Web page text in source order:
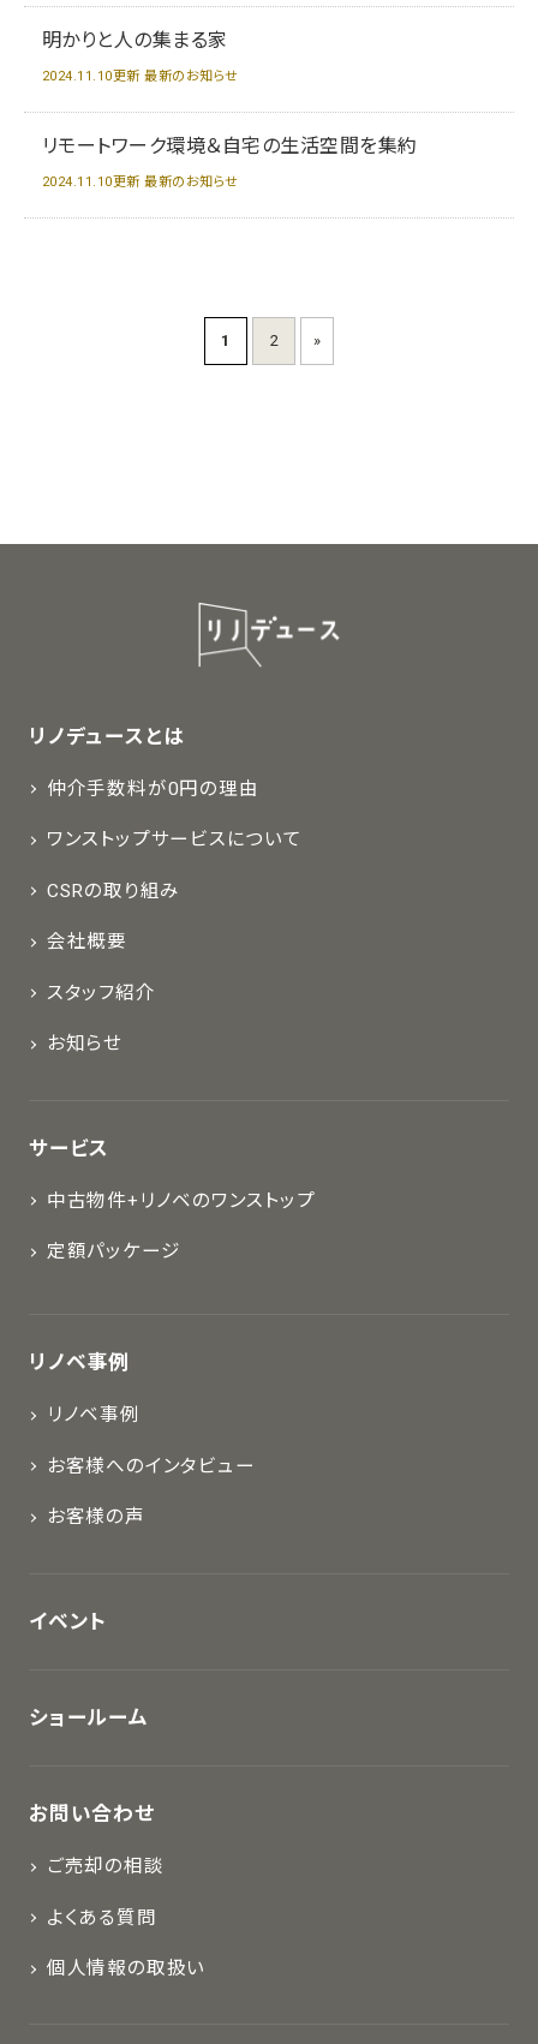
明かりと人の集まる家
2024.11.10更新 最新のお知らせ
リモートワーク環境＆自宅の生活空間を集約
2024.11.10更新 最新のお知らせ
1 2 »
リノデュースとは
仲介手数料が0円の理由
ワンストップサービスについて
CSRの取り組み
会社概要
スタッフ紹介
お知らせ
サービス
中古物件+リノベのワンストップ
定額パッケージ
リノベ事例
リノベ事例
お客様へのインタビュー
お客様の声
イベント
ショールーム
お問い合わせ
ご売却の相談
よくある質問
個人情報の取扱い